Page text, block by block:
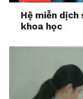
Hạnh
Sau tất cả, chị B
đặt ra là:Liệu đây
Đạo diễn Lê
trình “Người Thứ
Hệ miễn dịch
khoa học